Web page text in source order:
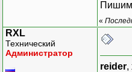
Пишим
«
RXL
Технический
Администратор
reider,